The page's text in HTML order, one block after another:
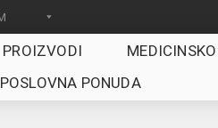
PROIZVODI
POSLOVNA PONUDA